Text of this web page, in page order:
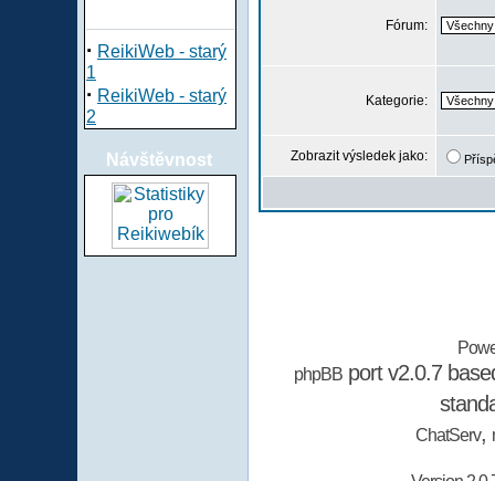
· ReikiWeb - starý
1
· ReikiWeb - starý
2
Návštěvnost
Fórum:
Kategorie:
Zobrazit výsledek jako:
phpBBport v2.0.7
ChatServ,